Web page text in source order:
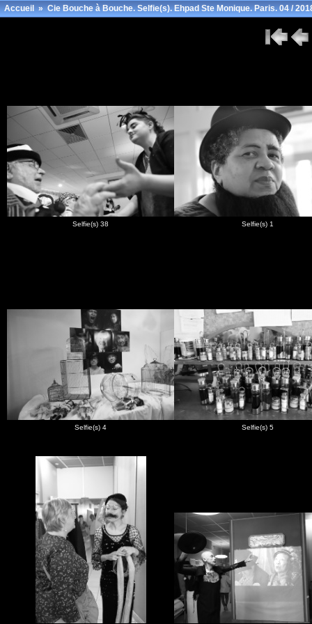
Accueil»Cie Bouche à Bouche. Selfie(s). Ehpad Ste Monique. Paris. 04 /
Selfie(s) 38 Selfie(s) 1
Selfie(s) 4 Selfie(s) 5